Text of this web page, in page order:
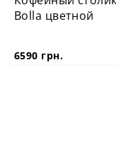
Bolla цветной
6590 грн.